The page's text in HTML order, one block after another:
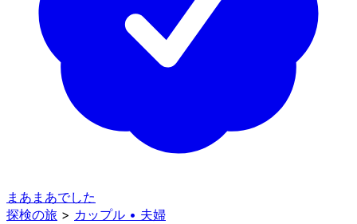
まあまあでした
探検の旅 > カップル • 夫婦